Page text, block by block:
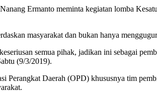
Ermanto meminta kegiatan lomba
masyarakat dan bukan hanya
semua pihak, jadikan ini sebagai
(9/3/2019).
Perangkat Daerah (OPD) khususnya tim